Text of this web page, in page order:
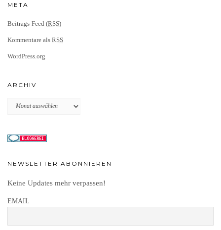
META
Beitrags-Feed (RSS)
Kommentare als RSS
WordPress.org
ARCHIV
Archiv
NEWSLETTER ABONNIEREN
Keine Updates mehr verpassen!
EMAIL